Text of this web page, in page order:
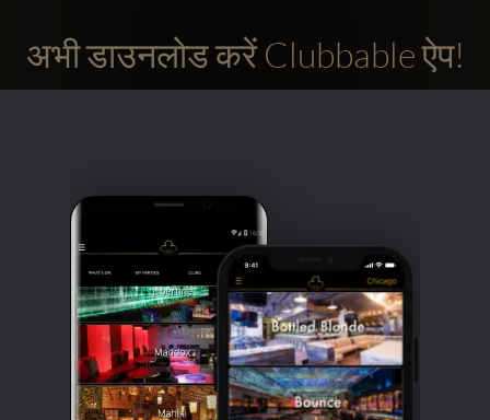
अभी डाउनलोड करें Clubbable ऐप!